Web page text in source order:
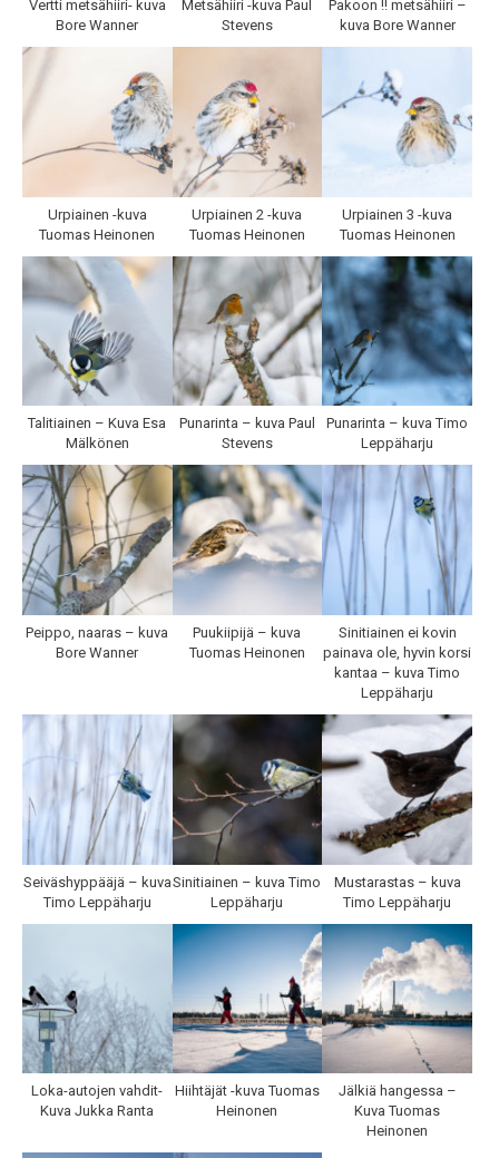
Vertti metsähiiri- kuva
Bore Wanner
Metsähiiri -kuva Paul
Stevens
Pakoon !! metsähiiri –
kuva Bore Wanner
Urpiainen -kuva
Tuomas Heinonen
Urpiainen 2 -kuva
Tuomas Heinonen
Urpiainen 3 -kuva
Tuomas Heinonen
Talitiainen – Kuva Esa
Mälkönen
Punarinta – kuva Paul
Stevens
Punarinta – kuva Timo
Leppäharju
Peippo, naaras – kuva
Bore Wanner
Puukiipijä – kuva
Tuomas Heinonen
Sinitiainen ei kovin
painava ole, hyvin korsi
kantaa – kuva Timo
Leppäharju
Seiväshyppääjä – kuva
Timo Leppäharju
Sinitiainen – kuva Timo
Leppäharju
Mustarastas – kuva
Timo Leppäharju
Loka-autojen vahdit-
Kuva Jukka Ranta
Hiihtäjät -kuva Tuomas
Heinonen
Jälkiä hangessa –
Kuva Tuomas
Heinonen